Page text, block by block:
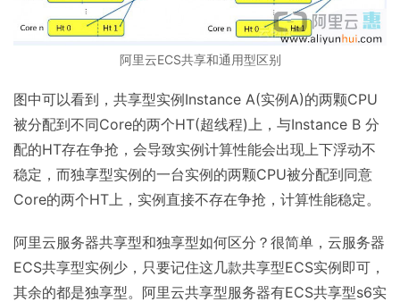
阿里云ECS共享和通用型区别
图中可以看到，共享型实例Instance A(实例A)的两颗CPU
被分配到不同Core的两个HT(超线程)上，与Instance B 分
配的HT存在争抢，会导致实例计算性能会出现上下浮动不
稳定，而独享型实例的一台实例的两颗CPU被分配到同意
Core的两个HT上，实例直接不存在争抢，计算性能稳定。
阿里云服务器共享型和独享型如何区分？很简单，云服务器
ECS共享型实例少，只要记住这几款共享型ECS实例即可，
其余的都是独享型。阿里云共享型服务器有ECS共享型s6实